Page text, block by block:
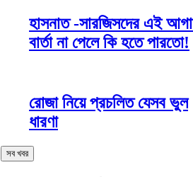
হাসনাত -সারজিসদের এই
বার্তা না পেলে কি হতে পারতো!
রোজা নিয়ে প্রচলিত যেসব ভুল
ধারণা
সব খবর